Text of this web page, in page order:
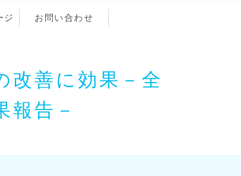
ジ お問い合わせ
改善に効果－全
報告－